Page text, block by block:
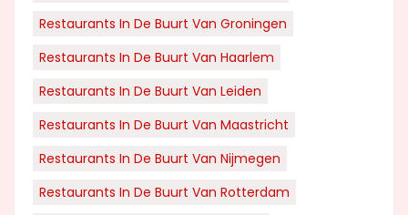
Restaurants In De Buurt Van Groningen
Restaurants In De Buurt Van Haarlem
Restaurants In De Buurt Van Leiden
Restaurants In De Buurt Van Maastricht
Restaurants In De Buurt Van Nijmegen
Restaurants In De Buurt Van Rotterdam